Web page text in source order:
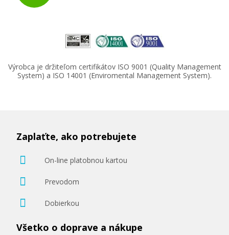
Originálny toner
49,90 €
Pridať do košíka
Originálny fotovalec Ricoh D1170121
Originální fotoválec
Výrobca je držiteľom certifikátov ISO 9001 (Quality Management
System) a ISO 14001 (Enviromental Management System).
Zaplaťte, ako potrebujete
On-line platobnou kartou
Prevodom
Dobierkou
Všetko o doprave a nákupe